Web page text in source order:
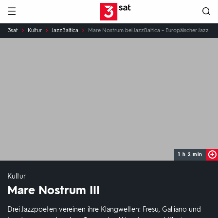
Hauptnavigation 3SAT
Sie
sind
3sat Kultur JazzBaltica Mare Nostrum bei JazzBaltica – Europäischer Jazz
1 h 2 min
Kultur
Mare Nostrum III
Drei Jazzpoeten vereinen ihre Klangwelten: Fresu, Galliano und